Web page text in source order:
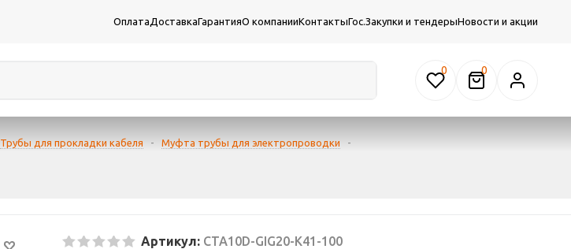
ОплатаДоставкаГарантияО компанииКонтактыГос.Закупки и тендерыНовости и акции
0
Трубы для прокладки кабеля - Муфта трубы для электропроводки
-
Артикул: CTA10D-GIG20-K41-100